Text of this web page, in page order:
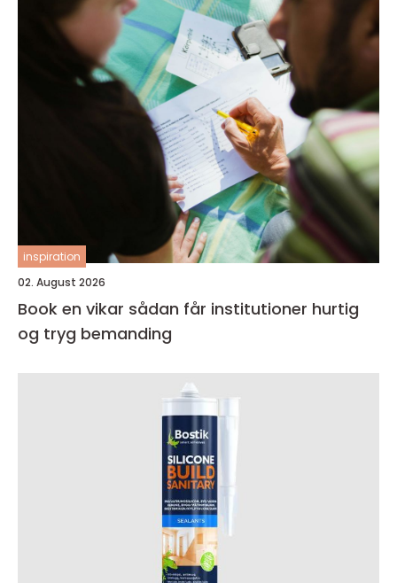
inspiration
02. August 2026
Book en vikar sådan får institutioner hurtig
og tryg bemanding